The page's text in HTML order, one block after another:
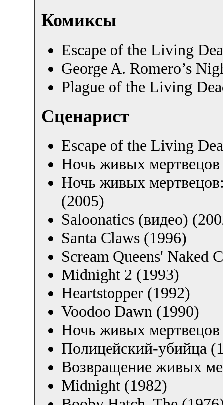
Комиксы
Escape of the Living
George A. Romero’s
Plague of the Living
Сценарист
Escape of the Living
Ночь живых
Ночь живых
(2005)
Saloonatics (видео)
Santa Claws (1996)
Scream Queens' Naked
Midnight 2 (1993)
Heartstopper (1992)
Voodoo Dawn (1990)
Ночь живых
Полицейский-убийца
Возвращение живых
Midnight (1982)